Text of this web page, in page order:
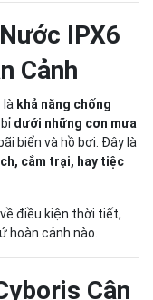
IPX6
Cảnh
là khả năng chống
dưới những cơn mưa
biển và hồ bơi. Đây là
cắm trại, hay tiệc
về điều kiện thời tiết,
hoàn cảnh nào.
Cân